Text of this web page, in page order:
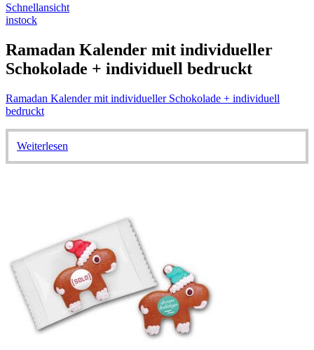
Schnellansicht
instock
Ramadan Kalender mit individueller
Schokolade + individuell bedruckt
Ramadan Kalender mit individueller Schokolade + individuell
bedruckt
Weiterlesen